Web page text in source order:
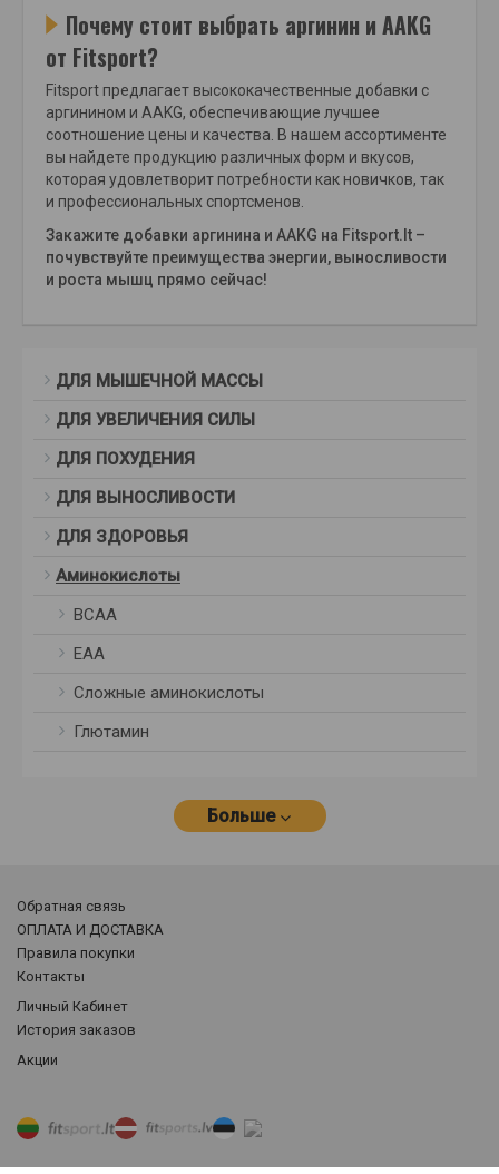
Почему стоит выбрать аргинин и AAKG
от Fitsport?
Fitsport предлагает высококачественные добавки с
аргинином и AAKG, обеспечивающие лучшее
соотношение цены и качества. В нашем ассортименте
вы найдете продукцию различных форм и вкусов,
которая удовлетворит потребности как новичков, так
и профессиональных спортсменов.
Закажите добавки аргинина и AAKG на Fitsport.lt –
почувствуйте преимущества энергии, выносливости
и роста мышц прямо сейчас!
ДЛЯ МЫШЕЧНОЙ МАССЫ
ДЛЯ УВЕЛИЧЕНИЯ СИЛЫ
ДЛЯ ПОХУДЕНИЯ
ДЛЯ ВЫНОСЛИВОСТИ
ДЛЯ ЗДОРОВЬЯ
Аминокислоты
BCAA
ЕАА
Сложные аминокислоты
Глютамин
Больше
Обратная связь
ОПЛАТА И ДОСТАВКА
Правила покупки
Контакты
Личный Кабинет
История заказов
Акции